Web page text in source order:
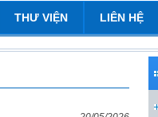
THƯ VIỆN LIÊN HỆ